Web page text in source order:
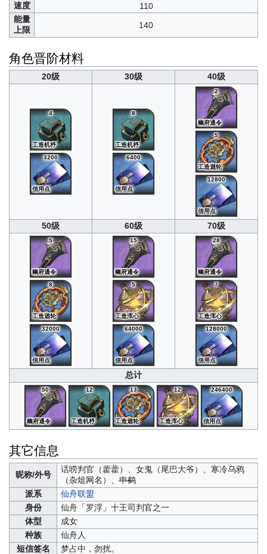
速度
110
能量
上限
140
角色晋阶材料
20级 30级 40级
4
工造机杼
3200
信用点
8
工造机杼
6400
信用点
2
幽府通令
5
工造迴轮
12800
信用点
50级 60级 70级
5
幽府通令
8
工造迴轮
32000
信用点
15
幽府通令
5
工造浑心
64000
信用点
28
幽府通令
7
工造浑心
128000
信用点
总计
50
幽府通令
12
工造机杼
13
工造迴轮
12
工造浑心
246400
信用点
其它信息
昵称/外号
话唠判官（藿藿）、 女鬼（尾巴大爷）
、寒冷乌鸦
（杂俎网名）、申鹤
派系
仙舟联盟
身份
仙舟「罗浮」十王司判官之一
体型
成女
种族
仙舟人
短信签名
梦占中，勿扰。